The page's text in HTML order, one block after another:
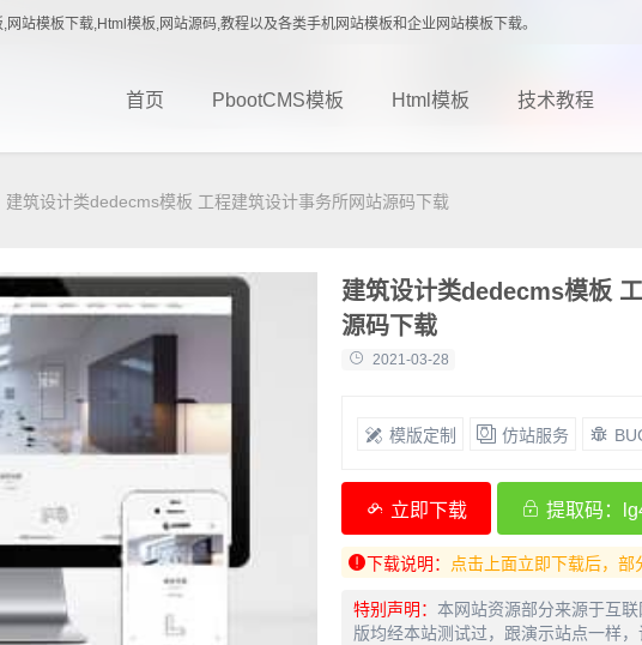
站模板下载,Html模板,网站源码,教程以及各类手机网站模板和企业网站模板下载。
首页 PbootCMS模板 Html模板 技术教程
建筑设计类dedecms模板 工程建筑设计事务所网站源码下载
建筑设计类dedecms模板
源码下载
2021-03-28
模版定制 仿站服务
立即下载 提取码：
下载说明： 点击上面立即下载后，部
特别声明： 本网站资源部分来源于互
版均经本站测试过，跟演示站点一样